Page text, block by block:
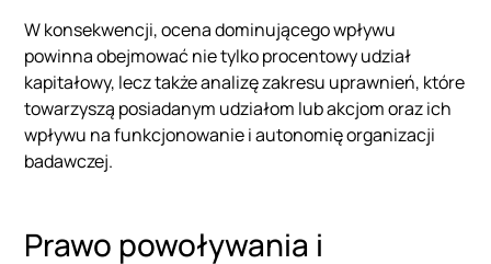
W konsekwencji, ocena dominującego wpływu
powinna obejmować nie tylko procentowy udział
kapitałowy, lecz także analizę zakresu uprawnień, które
towarzyszą posiadanym udziałom lub akcjom oraz ich
wpływu na funkcjonowanie i autonomię organizacji
badawczej.
Prawo powoływania i